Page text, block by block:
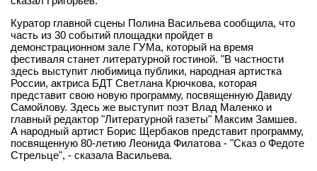
Куратор главной сцены Полина Васильева сообщила, что
часть из 30 событий площадки пройдет в
демонстрационном зале ГУМа, который на время
фестиваля станет литературной гостиной. "В частности
здесь выступит любимица публики, народная артистка
России, актриса БДТ Светлана Крючкова, которая
представит свою новую программу, посвященную Давиду
Самойлову. Здесь же выступит поэт Влад Маленко и
главный редактор "Литературной газеты" Максим Замшев.
А народный артист Борис Щербаков представит программу,
посвященную 80-летию Леонида Филатова - "Сказ о Федоте
Стрельце", - сказала Васильева.